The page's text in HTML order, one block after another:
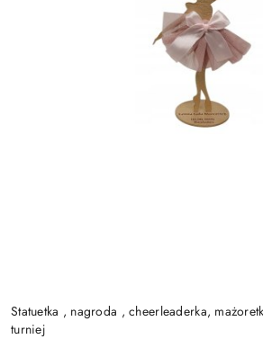
Statuetka , nagroda , cheerleaderka,
turniej